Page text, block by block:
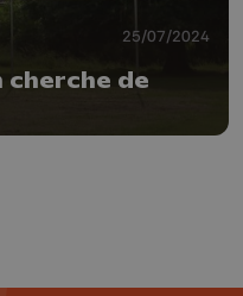
25/07/2024
cherche de